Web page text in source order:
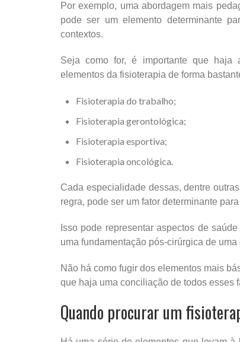
Por exemplo, uma abordagem mais
pode ser um elemento determinante
contextos.
Seja como for, é importante que haja
elementos da fisioterapia de forma
Fisioterapia do trabalho;
Fisioterapia gerontológica;
Fisioterapia esportiva;
Fisioterapia oncológica.
Cada especialidade dessas, dentre
regra, pode ser um fator determinante
Isso pode representar aspectos de
uma fundamentação pós-cirúrgica de uma
Não há como fugir dos elementos mais
que haja uma conciliação de todos esses
Quando procurar um